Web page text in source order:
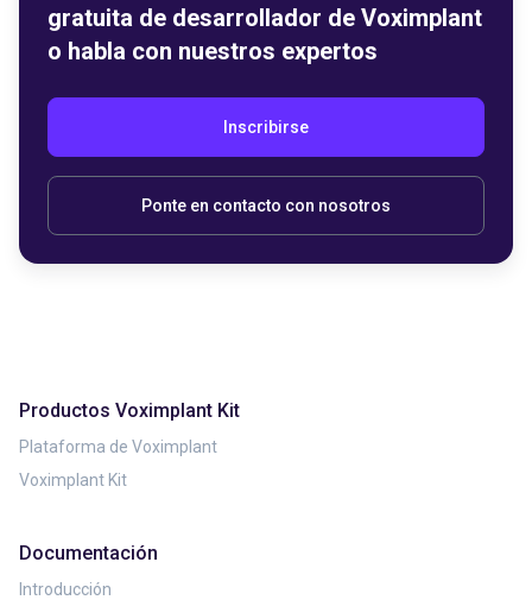
gratuita de desarrollador de Voximplant
o habla con nuestros expertos
Inscribirse
Ponte en contacto con nosotros
Productos Voximplant Kit
Plataforma de Voximplant
Voximplant Kit
Documentación
Introducción